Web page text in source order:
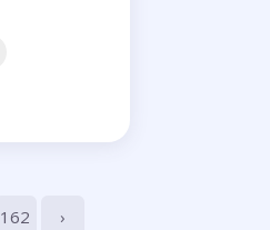
162 ›